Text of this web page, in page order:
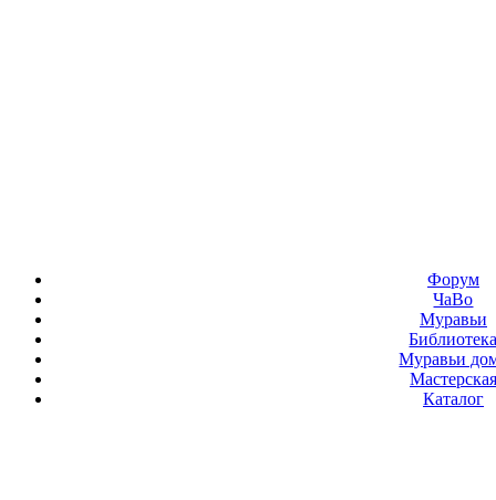
Форум
ЧаВо
Муравьи
Муравьи
Мастерская
Каталог